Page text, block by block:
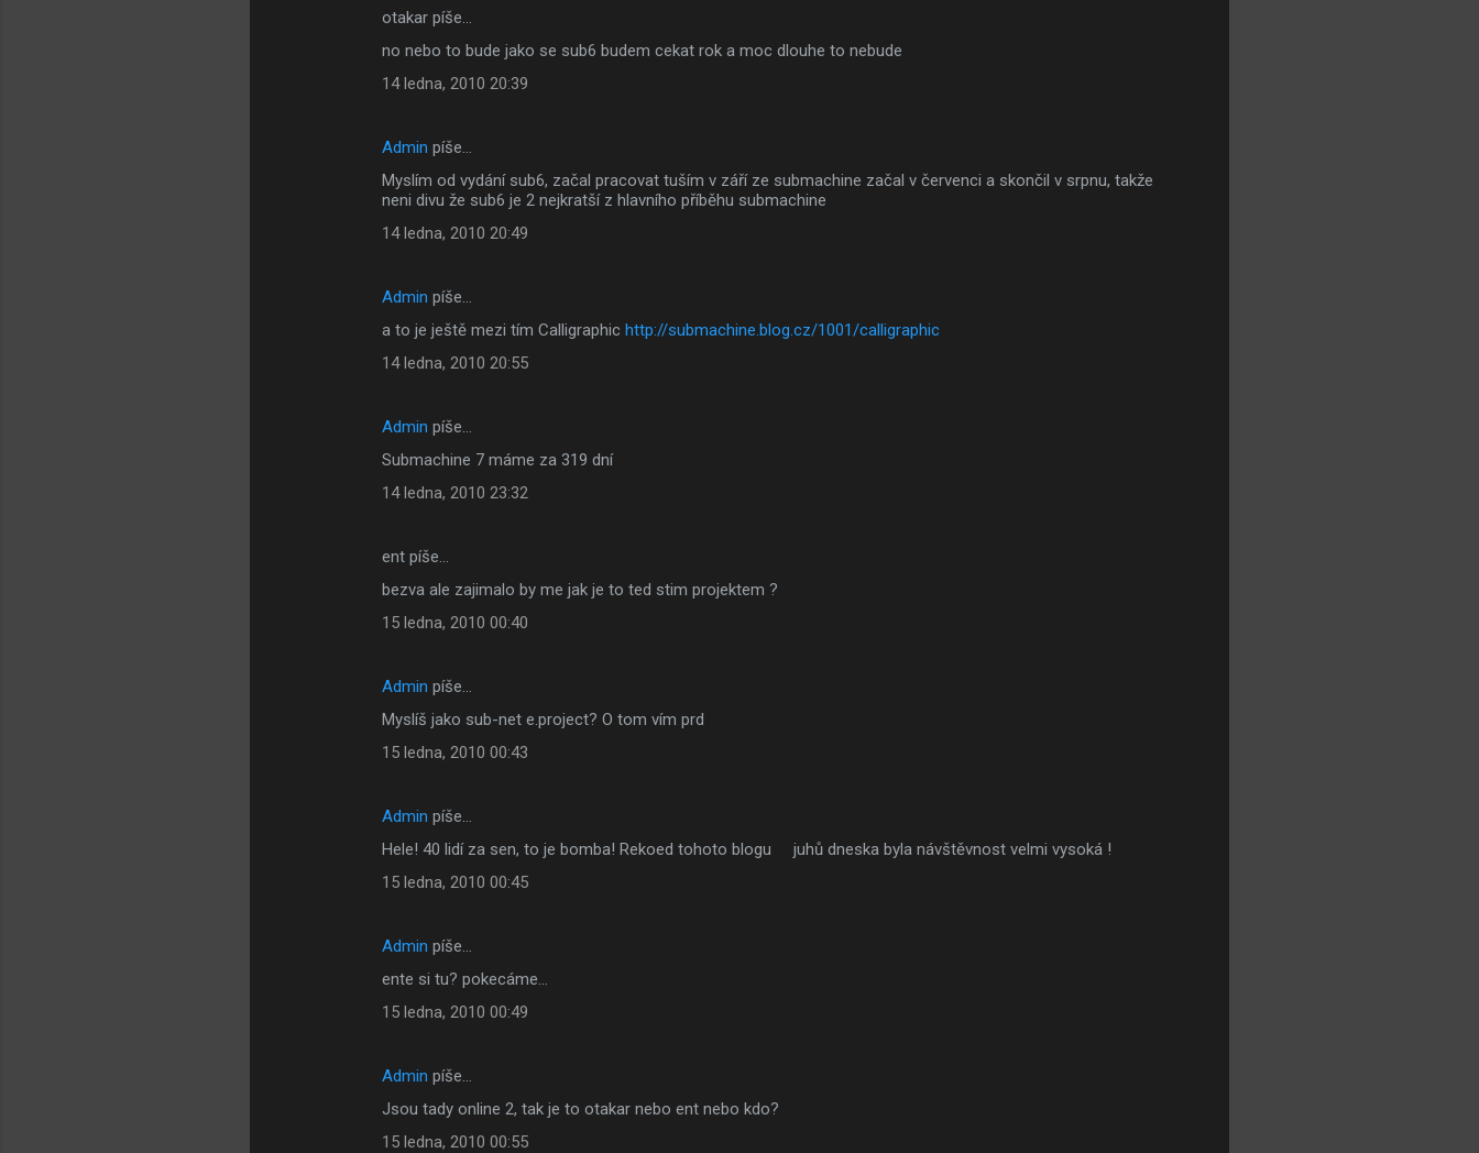
otakar píše…
no nebo to bude jako se sub6 budem cekat rok a moc dlouhe to nebude
14 ledna, 2010 20:39
Admin píše…
Myslím od vydání sub6, začal pracovat tuším v září ze submachine začal v červenci a skončil v srpnu, takže
neni divu že sub6 je 2 nejkratší z hlavního příběhu submachine
14 ledna, 2010 20:49
Admin píše…
a to je ještě mezi tím Calligraphic http://submachine.blog.cz/1001/calligraphic
14 ledna, 2010 20:55
Admin píše…
Submachine 7 máme za 319 dní
14 ledna, 2010 23:32
ent píše…
bezva ale zajimalo by me jak je to ted stim projektem ?
15 ledna, 2010 00:40
Admin píše…
Myslíš jako sub-net e.project? O tom vím prd
15 ledna, 2010 00:43
Admin píše…
Hele! 40 lidí za sen, to je bomba! Rekoed tohoto blogu juhů dneska byla návštěvnost velmi vysoká !
15 ledna, 2010 00:45
Admin píše…
ente si tu? pokecáme...
15 ledna, 2010 00:49
Admin píše…
Jsou tady online 2, tak je to otakar nebo ent nebo kdo?
15 ledna, 2010 00:55